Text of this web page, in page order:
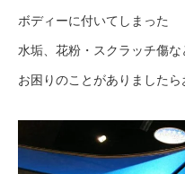
ボディーに付いてしまった
水垢、花粉・スクラッチ傷な
お困りのことがありましたら